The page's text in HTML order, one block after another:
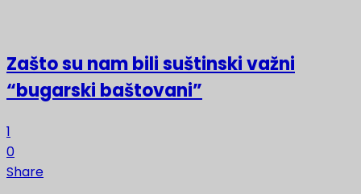
Zašto su nam bili suštinski važni
“bugarski baštovani”
1
0
Share